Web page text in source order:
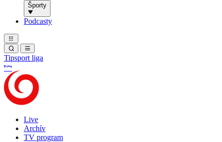
Športy
Podcasty
Tipsport liga
Live
Archív
TV program